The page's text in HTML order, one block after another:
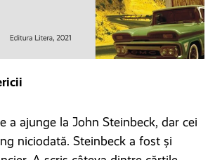
a ajunge la John Steinbeck, dar cei
niciodată. Steinbeck a fost și